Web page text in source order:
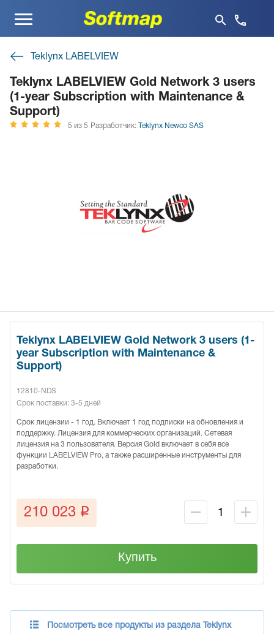
Меню
Teklynx LABELVIEW
Teklynx LABELVIEW Gold Network 3 users
(1-year Subscription with Maintenance &
Support)
5 из 5 Разработчик: Teklynx Newco SAS
Teklynx LABELVIEW Gold Network 3 users (1-
year Subscription with Maintenance &
Support)
12810-NDS
Срок поставки: 3-5 дней
Срок лицензии - 1 год. Включает 1 год подписки на обновления и
поддержку. Лицензия для коммерческих организаций. Сетевая
лицензия на 3 пользователя. Версия Gold включает в себя все
функции LABELVIEW Pro, а также расширенные инструменты для
разработки.
210 023 q
Купить
Посмотреть все продукты из раздела Teklynx